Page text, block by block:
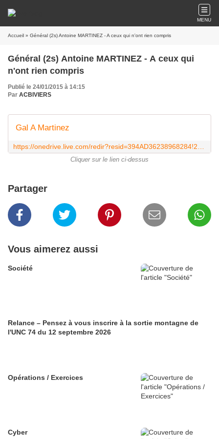
MENU
Accueil
Général (2s) Antoine MARTINEZ - A ceux qui
Publié le 24/01/2015 à 14:15
Par ACBIVIERS
Gal A Martinez
Cliquer sur le lien ci-dessus
Partager
Vous aimerez aussi
Société
Relance – Pensez à vous inscrire à la sortie montagne de
l'UNC 74 du 12 septembre 2026
Opérations / Exercices
Cyber